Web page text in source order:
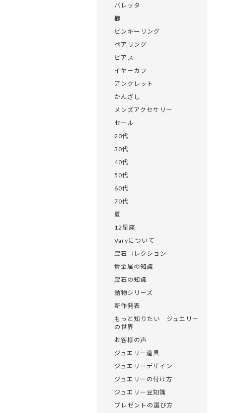
バレッタ
櫛
ピンキーリング
ペアリング
ピアス
イヤーカフ
アンクレット
かんざし
メンズアクセサリー
セール
20代
30代
40代
50代
60代
70代
夏
12星座
Varyについて
宝石コレクション
貴金属の知識
宝石の知識
動物シリーズ
新作発表
もっと知りたい ジュエリー
の世界
お客様の声
ジュエリー道具
ジュエリーデザイン
ジュエリーの付け方
ジュエリー豆知識
プレゼントの選び方